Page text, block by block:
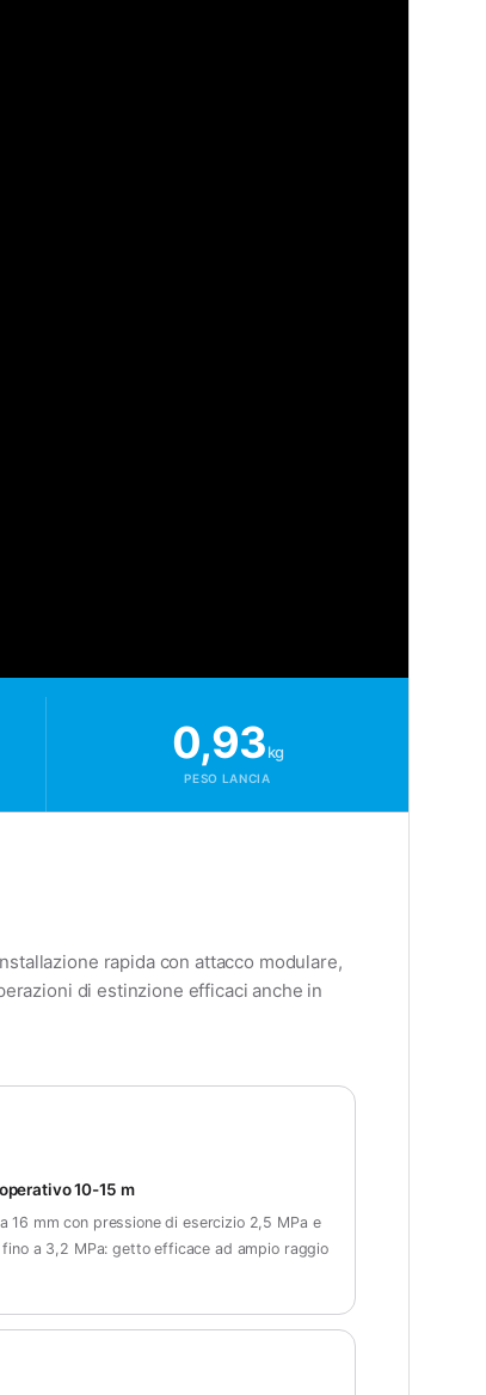
0,93kg
PESO LANCIA
rapida con attacco modulare,
di estinzione efficaci anche in
10-15 m
16 mm con pressione di esercizio 2,5 MPa e
a 3,2 MPa: getto efficace ad ampio raggio